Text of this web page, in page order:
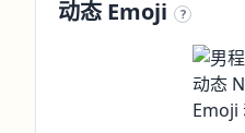
动态 Emoji ?